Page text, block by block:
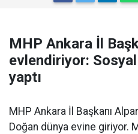
MHP Ankara İl
evlendiriyor:
yaptı
MHP Ankara İl Başkanı
Doğan dünya evine giriyor.